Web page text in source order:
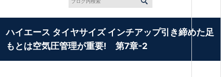
ハイエース タイヤサイズ インチアップ引き締めた足
もとは空気圧管理が重要! 第7章-2